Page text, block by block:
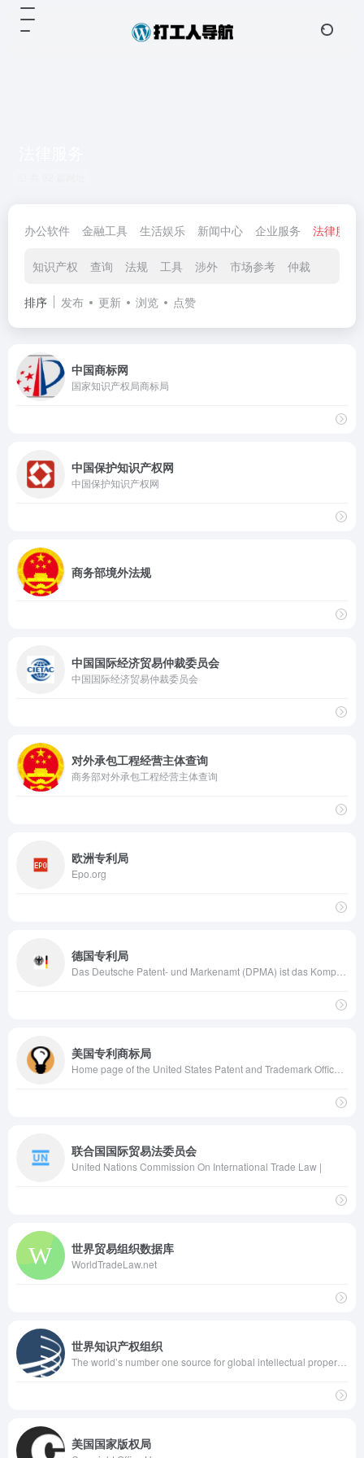
办公软件 金融工具 生活娱乐 新闻中心 企业服务 法律服务
知识产权 查询 法规 工具 涉外 市场参考 仲裁
排序 发布 更新 浏览 点赞
中国商标网
国家知识产权局商标局
中国保护知识产权网
中国保护知识产权网
商务部境外法规
中国国际经济贸易仲裁委员会
中国国际经济贸易仲裁委员会
对外承包工程经营主体查询
商务部对外承包工程经营主体查询
欧洲专利局
Epo.org
德国专利局
美国专利商标局
联合国国际贸易法委员会
United Nations Commission On International Trade Law |
世界贸易组织数据库
WorldTradeLaw.net
世界知识产权组织
美国国家版权局